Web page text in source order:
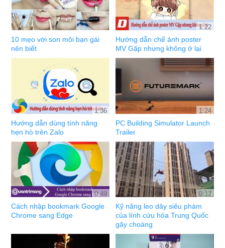
10 mẹo với son môi bạn gái
nên biết
1:22
Hướng dẫn chế ảnh poster
MV Gặp nhưng không ở lại
1:36
Hướng dẫn dùng tính năng
hẹn hò trên Zalo
1:24
PC Building Simulator Launch
Trailer
0:49
Cách nhập bookmark Google
Chrome sang Edge
0:12
Kỹ năng leo dây siêu phàm
của lính cứu hỏa Trung Quốc
gây choáng